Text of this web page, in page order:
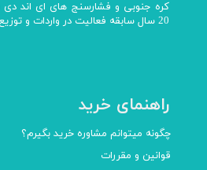
20 سال سابقه فعالیت در واردات و توزیع انواع تجهیزات پزشکی
راهنمای خرید
چگونه میتوانم مشاوره خرید بگیرم؟
قوانین و مقررات